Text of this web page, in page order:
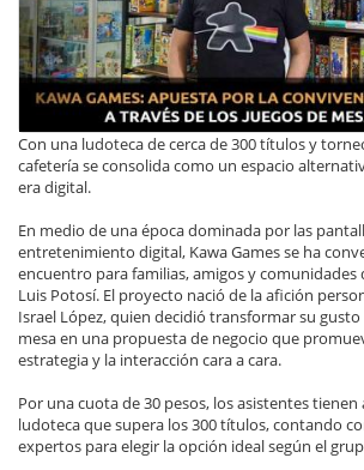
Con una ludoteca de cerca de 300 títulos y
cafetería se consolida como un espacio
era digital.
En medio de una época dominada por las
entretenimiento digital, Kawa Games se ha
encuentro para familias, amigos y comunidades
Luis Potosí. El proyecto nació de la afición
Israel López, quien decidió transformar su
mesa en una propuesta de negocio que
estrategia y la interacción cara a cara.
Por una cuota de 30 pesos, los asistentes
ludoteca que supera los 300 títulos, contando
expertos para elegir la opción ideal según el